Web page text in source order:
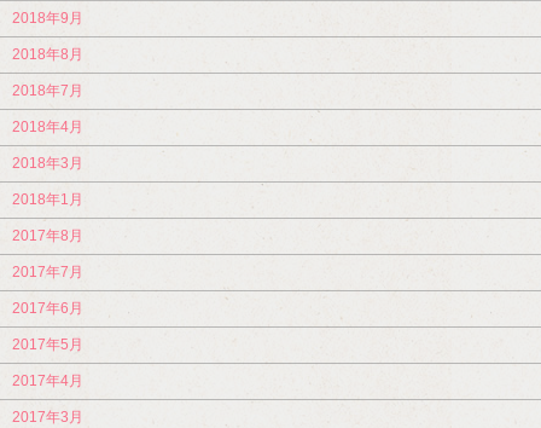
2018年9月
2018年8月
2018年7月
2018年4月
2018年3月
2018年1月
2017年8月
2017年7月
2017年6月
2017年5月
2017年4月
2017年3月